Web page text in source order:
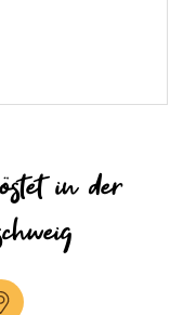
in der